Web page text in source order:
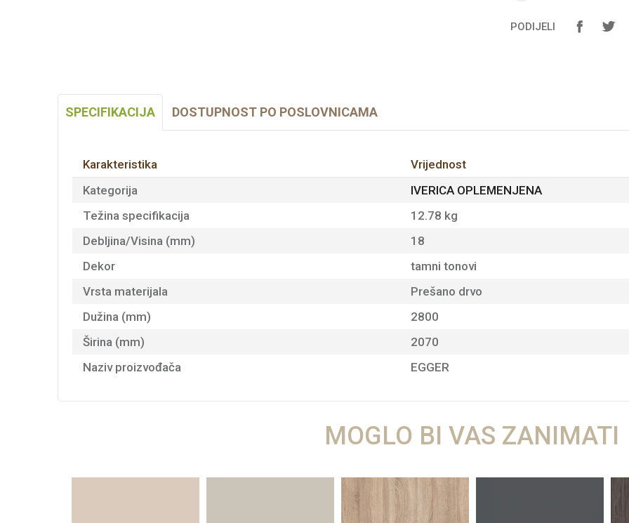
PODIJELI
SPECIFIKACIJA DOSTUPNOST PO POSLOVNICAMA
Karakteristika
Vrijednost
Kategorija
IVERICA OPLEMENJENA
Težina specifikacija
12.78 kg
Debljina/Visina (mm)
18
Dekor
tamni tonovi
Vrsta materijala
Prešano drvo
Dužina (mm)
2800
Širina (mm)
2070
Naziv proizvođača
EGGER
MOGLO BI VAS ZANIMATI